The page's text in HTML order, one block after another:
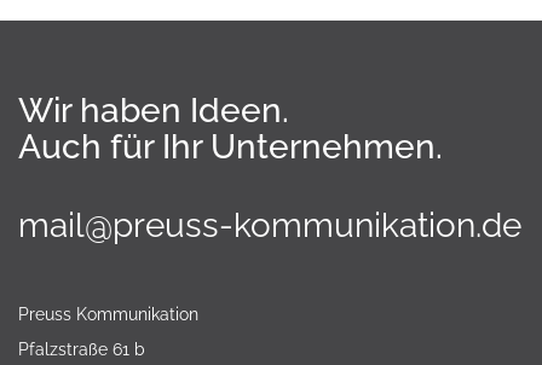
Wir haben Ideen.
Auch für Ihr Unternehmen.
mail@preuss-kommunikation.de
Preuss Kommunikation
Pfalzstraße 61 b